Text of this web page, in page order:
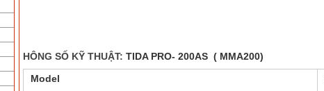
HÔNG SỐ KỸ THUẬT: TIDA PRO- 200AS ( MMA200)
Model